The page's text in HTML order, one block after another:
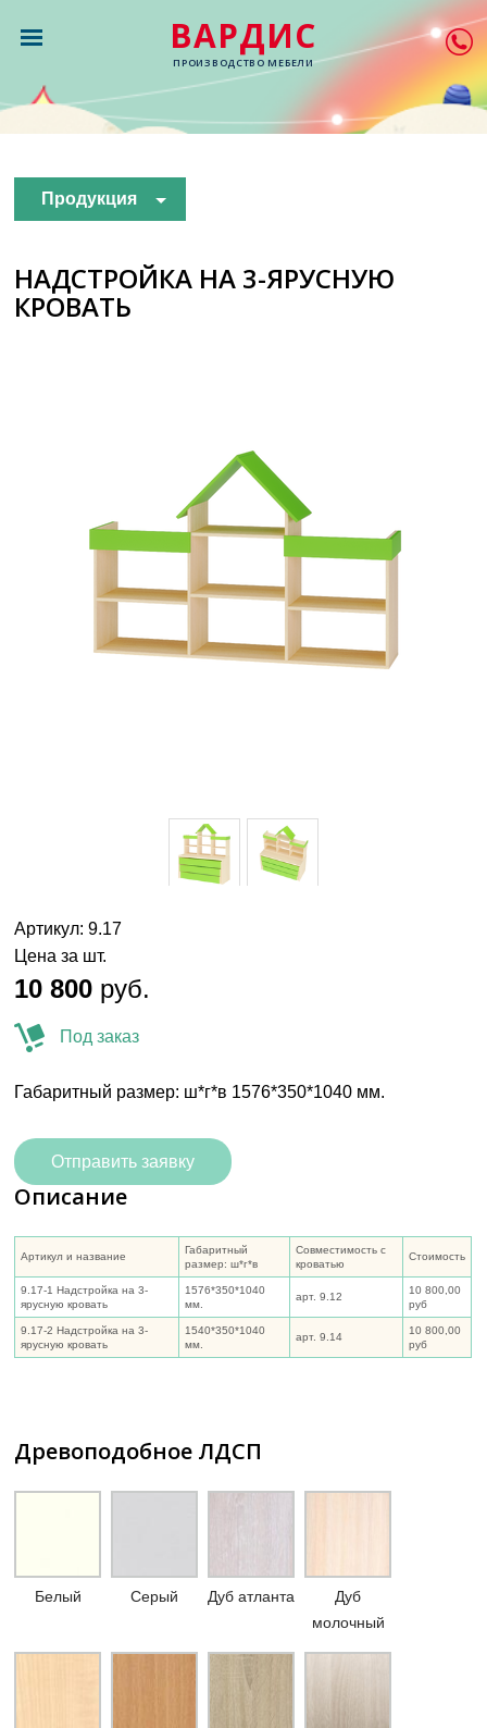
ВАРДИС
ПРОИЗВОДСТВО МЕБЕЛИ
Продукция
НАДСТРОЙКА НА 3-ЯРУСНУЮ
КРОВАТЬ
Артикул: 9.17
Цена за шт.
10 800 руб.
Под заказ
Габаритный размер: ш*г*в 1576*350*1040 мм.
Отправить заявку
Описание
Артикул и название
Габаритный
размер: ш*г*в
Совместимость с
кроватью
Стоимость
9.17-1 Надстройка на 3-
ярусную кровать
1576*350*1040
мм.
арт. 9.12
10 800,00
руб
9.17-2 Надстройка на 3-
ярусную кровать
1540*350*1040
мм.
арт. 9.14
10 800,00
руб
Древоподобное ЛДСП
Белый Серый Дуб атланта
Дуб
молочный